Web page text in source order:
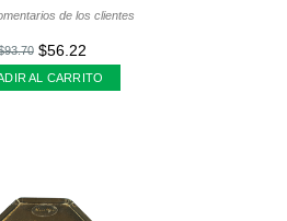
de los clientes
$56.22
AL CARRITO